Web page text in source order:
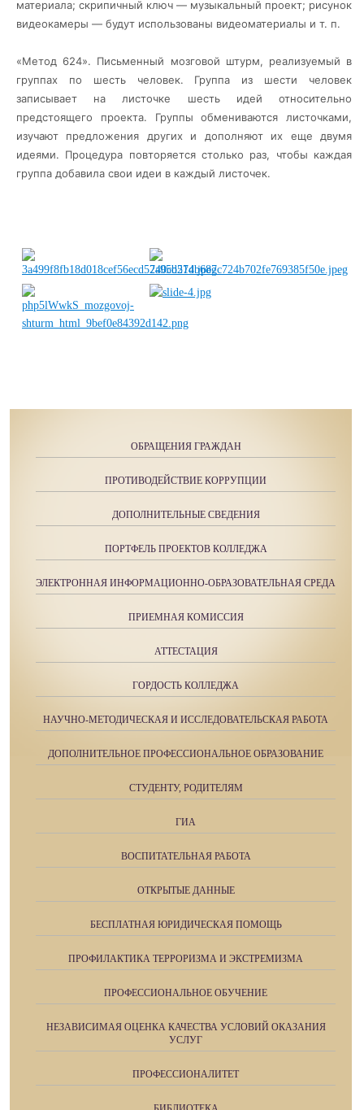
материала; скрипичный ключ — музыкальный проект; рисунок
видеокамеры — будут использованы видеоматериалы и т. п.
«Метод 624». Письменный мозговой штурм, реализуемый в
группах по шесть человек. Группа из шести человек
записывает на листочке шесть идей относительно
предстоящего проекта. Группы обмениваются листочками,
изучают предложения других и дополняют их еще двумя
идеями. Процедура повторяется столько раз, чтобы каждая
группа добавила свои идеи в каждый листочек.
ОБРАЩЕНИЯ ГРАЖДАН
ПРОТИВОДЕЙСТВИЕ КОРРУПЦИИ
ДОПОЛНИТЕЛЬНЫЕ СВЕДЕНИЯ
ПОРТФЕЛЬ ПРОЕКТОВ КОЛЛЕДЖА
ЭЛЕКТРОННАЯ ИНФОРМАЦИОННО-ОБРАЗОВАТЕЛЬНАЯ СРЕДА
ПРИЕМНАЯ КОМИССИЯ
АТТЕСТАЦИЯ
ГОРДОСТЬ КОЛЛЕДЖА
НАУЧНО-МЕТОДИЧЕСКАЯ И ИССЛЕДОВАТЕЛЬСКАЯ РАБОТА
ДОПОЛНИТЕЛЬНОЕ ПРОФЕССИОНАЛЬНОЕ ОБРАЗОВАНИЕ
СТУДЕНТУ, РОДИТЕЛЯМ
ГИА
ВОСПИТАТЕЛЬНАЯ РАБОТА
ОТКРЫТЫЕ ДАННЫЕ
БЕСПЛАТНАЯ ЮРИДИЧЕСКАЯ ПОМОЩЬ
ПРОФИЛАКТИКА ТЕРРОРИЗМА И ЭКСТРЕМИЗМА
ПРОФЕССИОНАЛЬНОЕ ОБУЧЕНИЕ
НЕЗАВИСИМАЯ ОЦЕНКА КАЧЕСТВА УСЛОВИЙ ОКАЗАНИЯ
УСЛУГ
ПРОФЕССИОНАЛИТЕТ